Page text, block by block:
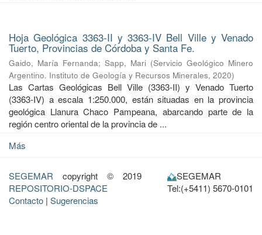
Hoja Geológica 3363-II y 3363-IV Bell Ville y Venado
Tuerto, Provincias de Córdoba y Santa Fe.
Gaido, María Fernanda; Sapp, Mari (Servicio Geológico Minero
Argentino. Instituto de Geología y Recursos Minerales, 2020)
Las Cartas Geológicas Bell Ville (3363-II) y Venado Tuerto
(3363-IV) a escala 1:250.000, están situadas en la provincia
geológica Llanura Chaco Pampeana, abarcando parte de la
región centro oriental de la provincia de ...
Más
SEGEMAR copyright © 2019
REPOSITORIO-DSPACE
Contacto | Sugerencias
SEGEMAR
Tel:(+5411) 5670-0101